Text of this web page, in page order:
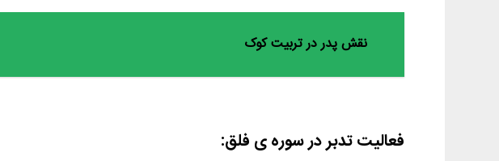
نقش پدر در تربیت کوک
فعالیت تدبر در سوره ی فلق: